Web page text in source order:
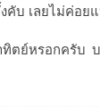
คับ เลยไม่ค่อย
ตย์หรอกครับ